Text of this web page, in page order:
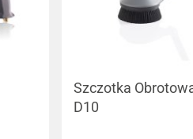
Szczotka
D10